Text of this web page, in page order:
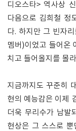
디오스타> 역사상
다음으로 김희철 정
다. 하지만 그 빈자
멤버)이었고 들어온
치고 들어올지를 몰
지금까지도 꾸준히
현의 예능감은 이제
더욱 무리수가 남발
현상은 그 스스로